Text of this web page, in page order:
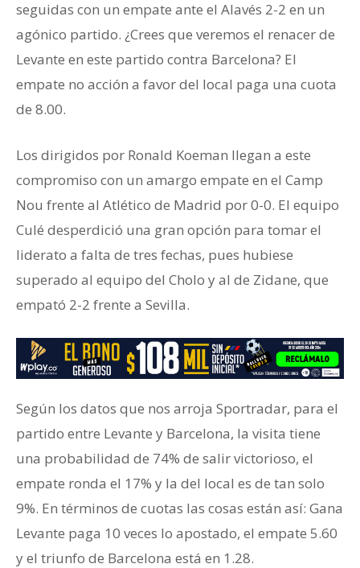
seguidas con un empate ante el Alavés 2-2 en un
agónico partido. ¿Crees que veremos el renacer de
Levante en este partido contra Barcelona? El
empate no acción a favor del local paga una cuota
de 8.00.
Los dirigidos por Ronald Koeman llegan a este
compromiso con un amargo empate en el Camp
Nou frente al Atlético de Madrid por 0-0. El equipo
Culé desperdició una gran opción para tomar el
liderato a falta de tres fechas, pues hubiese
superado al equipo del Cholo y al de Zidane, que
empató 2-2 frente a Sevilla.
Según los datos que nos arroja Sportradar, para el
partido entre Levante y Barcelona, la visita tiene
una probabilidad de 74% de salir victorioso, el
empate ronda el 17% y la del local es de tan solo
9%. En términos de cuotas las cosas están así: Gana
Levante paga 10 veces lo apostado, el empate 5.60
y el triunfo de Barcelona está en 1.28.